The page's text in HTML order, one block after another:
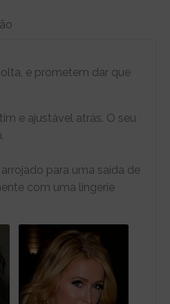
e prometem dar que
e ajustável atrás. O seu
para uma saída de
com uma lingerie